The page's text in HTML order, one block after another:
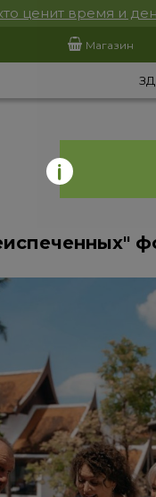
ценит время и
Магазин